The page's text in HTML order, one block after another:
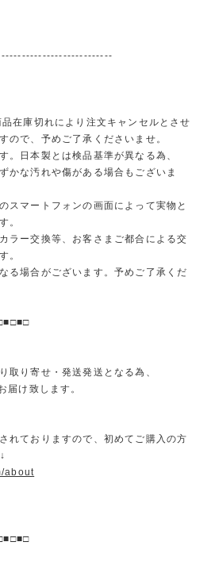
在庫切れにより注文キャンセルとさせ
ので、予めご了承くださいませ。
。日本製とは検品基準が異なる為、
かな汚れや傷がある場合もございま
スマートフォンの画面によって実物と
。
ラー交換等、お客さまご都合による交
。
る場合がございます。予めご了承くだ
取り寄せ・発送発送となる為、
届け致します。
れておりますので、初めてご購入の方
about